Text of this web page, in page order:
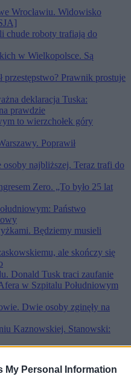
My Personal Information
Wrocławiu. Widowisko
chude roboty trafiają do
w Wielkopolsce. Są
przestępstwo? Prawnik prostuje
deklaracja Tuska:
prawdzie
to wierzchołek góry
Poprawił
osoby najbliższej. Teraz trafi do
Zero. „To było 25 lat
Państwo
Będziemy musieli
ale skończy się
Donald Tusk traci zaufanie
w Szpitalu Południowym
Dwie osoby zginęły na
Kaznowskiej. Stanowski:
sygnalisty. „To jest
Kim jest „żywa statua”?